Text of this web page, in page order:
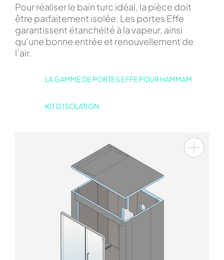
Pour réaliser le bain turc idéal, la pièce doit
être parfaitement isolée. Les portes Effe
garantissent étanchéité à la vapeur, ainsi
qu’une bonne entrée et renouvellement de
l’air.
LA GAMME DE PORTES EFFE POUR HAMMAM
KIT D'ISOLATION